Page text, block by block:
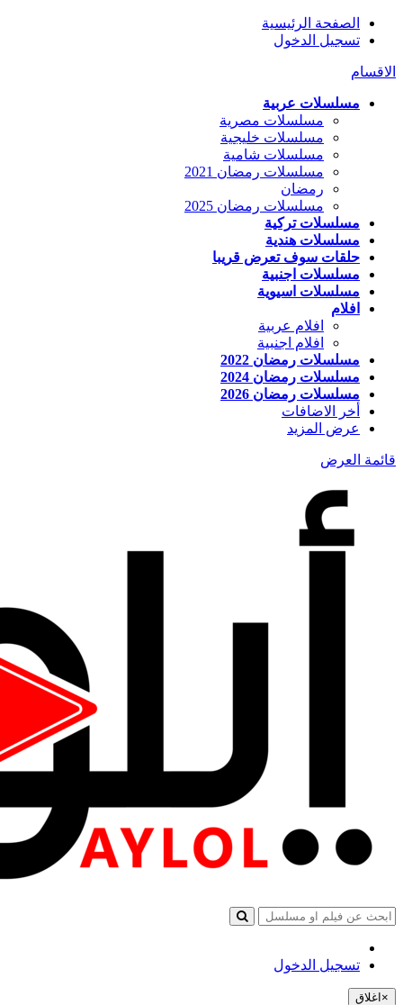
الصفحة الرئيسية
تسجيل الدخول
الاقسام
مسلسلات عربية
مسلسلات مصرية
مسلسلات خليجية
مسلسلات شامية
مسلسلات رمضان 2021
رمضان
مسلسلات رمضان 2025
مسلسلات تركية
مسلسلات هندية
حلقات سوف تعرض قريبا
مسلسلات اجنبية
مسلسلات اسيوية
افلام
افلام عربية
افلام اجنبية
مسلسلات رمضان 2022
مسلسلات رمضان 2024
مسلسلات رمضان 2026
أخر الاضافات
عرض المزيد
قائمة العرض
تسجيل الدخول
× اغلاق